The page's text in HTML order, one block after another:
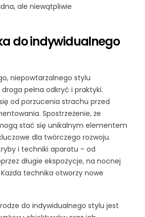
ale niewątpliwie
do indywidualnego
niepowtarzalnego stylu
pełna odkryć i praktyki.
od porzucenia strachu przed
Spostrzeżenie, że
stać się unikalnym elementem
dla twórczego rozwoju.
i techniki aparatu – od
długie ekspozycje, na nocnej
technika otworzy nowe
do indywidualnego stylu jest